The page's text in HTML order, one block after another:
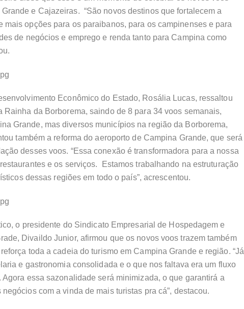
e Cajazeiras. “São novos destinos que fortalecem a
mais opções para os paraibanos, para os campinenses e para
de negócios e emprego e renda tanto para Campina como
Econômico do Estado, Rosália Lucas, ressaltou
Rainha da Borborema, saindo de 8 para 34 voos semanais,
Grande, mas diversos municípios na região da Borborema,
também a reforma do aeroporto de Campina Grande, que será
desses voos. “Essa conexão é transformadora para a nossa
e os serviços. Estamos trabalhando na estruturação
dessas regiões em todo o país”, acrescentou.
o presidente do Sindicato Empresarial de Hospedagem e
Divaildo Junior, afirmou que os novos voos trazem também
toda a cadeia do turismo em Campina Grande e região. “Já
e gastronomia consolidada e o que nos faltava era um fluxo
essa sazonalidade será minimizada, o que garantirá a
com a vinda de mais turistas pra cá”, destacou.